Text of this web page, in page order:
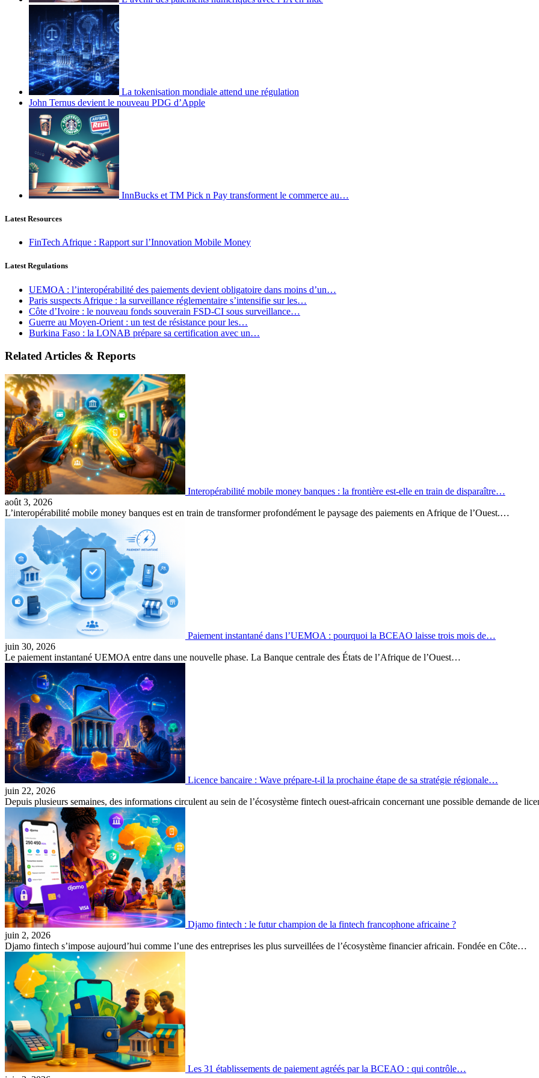
La tokenisation mondiale attend une régulation
John Ternus devient le nouveau PDG d’Apple
InnBucks et TM Pick n Pay transforment le commerce au…
Latest Resources
FinTech Afrique : Rapport sur l’Innovation Mobile Money
Latest Regulations
UEMOA : l’interopérabilité des paiements devient obligatoire dans moins d’un…
Paris suspects Afrique : la surveillance réglementaire s’intensifie sur les…
Côte d’Ivoire : le nouveau fonds souverain FSD-CI sous surveillance…
Guerre au Moyen-Orient : un test de résistance pour les…
Burkina Faso : la LONAB prépare sa certification avec un…
Related Articles & Reports
Interopérabilité mobile money banques : la frontière est-elle en train de disparaître…
août 3, 2026
L’interopérabilité mobile money banques est en train de transformer profondément le paysage des paiements en Afrique de l’Ouest.…
Paiement instantané dans l’UEMOA : pourquoi la BCEAO laisse trois mois de…
juin 30, 2026
Le paiement instantané UEMOA entre dans une nouvelle phase. La Banque centrale des États de l’Afrique de l’Ouest…
Licence bancaire : Wave prépare-t-il la prochaine étape de sa stratégie régionale…
juin 22, 2026
Depuis plusieurs semaines, des informations circulent au sein de l’écosystème fintech ouest-africain concernant une possible demande de
Djamo fintech : le futur champion de la fintech francophone africaine ?
juin 2, 2026
Djamo fintech s’impose aujourd’hui comme l’une des entreprises les plus surveillées de l’écosystème financier africain. Fondée en Côte…
Les 31 établissements de paiement agréés par la BCEAO : qui contrôle…